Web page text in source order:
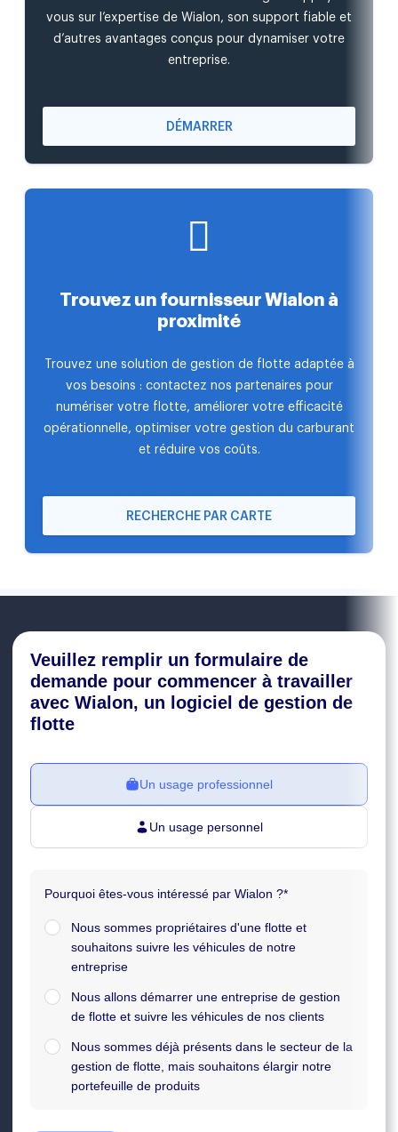
vous sur l’expertise de Wialon, son support fiable et
d’autres avantages conçus pour dynamiser votre
entreprise.
DÉMARRER
Trouvez un fournisseur Wialon à
proximité
Trouvez une solution de gestion de flotte adaptée à
vos besoins : contactez nos partenaires pour
numériser votre flotte, améliorer votre efficacité
opérationnelle, optimiser votre gestion du carburant
et réduire vos coûts.
RECHERCHE PAR CARTE